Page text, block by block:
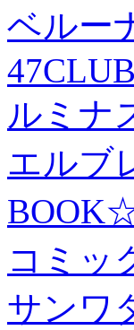
ベルー
47CLUB
ルミナ
エルブ
コミッ
サンワ